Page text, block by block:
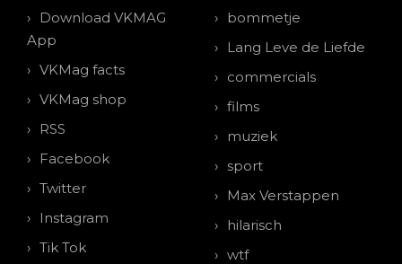
Download VKMAG
App
VKMag facts
VKMag shop
RSS
Facebook
Twitter
Instagram
Tik Tok
bommetje
Lang Leve de Liefde
commercials
films
muziek
sport
Max Verstappen
hilarisch
wtf